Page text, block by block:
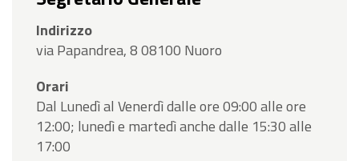
Indirizzo
via Papandrea, 8 08100 Nuoro
Orari
Dal Lunedì al Venerdì dalle ore 09:00 alle ore
12:00; lunedì e martedì anche dalle 15:30 alle
17:00